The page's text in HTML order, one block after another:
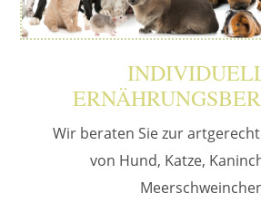
Wir beraten Sie zur
von Hund, Katze,